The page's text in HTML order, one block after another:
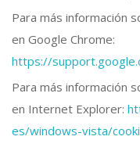
Para más información
en Google Chrome:
https://
Para más información
en Internet Explorer:
es/windows-vista/